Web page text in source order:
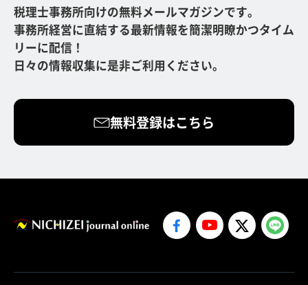
税理士事務所向けの無料メールマガジンです。
事務所経営に直結する最新情報を簡潔明瞭かつタイム
リーに配信！
日々の情報収集に是非ご利用ください。
無料登録はこちら